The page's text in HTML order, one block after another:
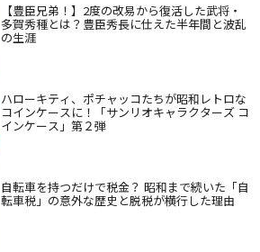
【豊臣兄弟！】2度の改易から復活した武将・
多賀秀種とは？豊臣秀長に仕えた半年間と波乱
の生涯
ハローキティ、ポチャッコたちが昭和レトロな
コインケースに！「サンリオキャラクターズ コ
インケース」第２弾
自転車を持つだけで税金？ 昭和まで続いた「自
転車税」の意外な歴史と脱税が横行した理由